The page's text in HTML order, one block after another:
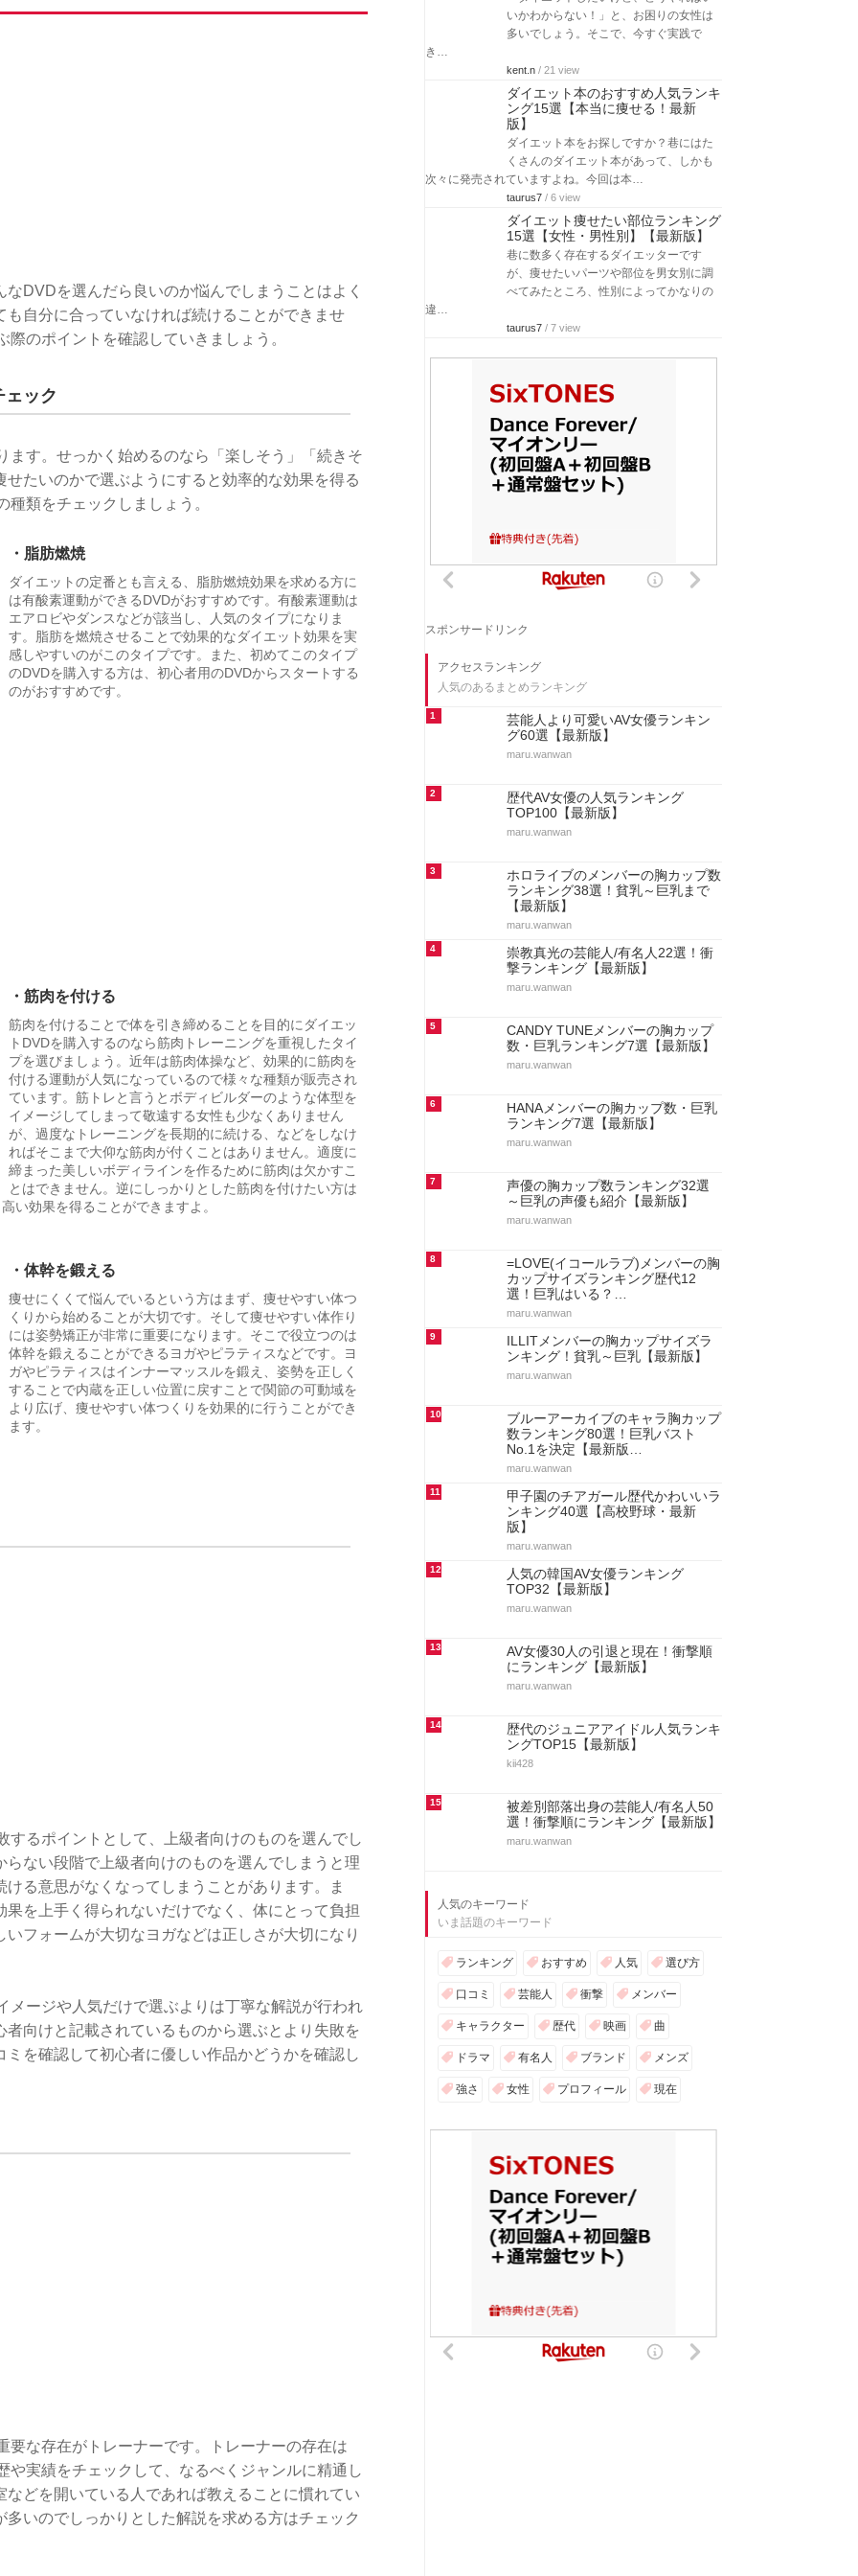
DVDを選んだら良いのか悩んでしまうことはよく
自分に合っていなければ続けることができませ
のポイントを確認していきましょう。
ック
す。せっかく始めるのなら「楽しそう」「続きそ
たいのかで選ぶようにすると効率的な効果を得る
類をチェックしましょう。
・脂肪燃焼
ダイエットの定番とも言える、脂肪燃焼効果を求める方に
は有酸素運動ができるDVDがおすすめです。有酸素運動は
エアロビやダンスなどが該当し、人気のタイプになりま
す。脂肪を燃焼させることで効果的なダイエット効果を実
感しやすいのがこのタイプです。また、初めてこのタイプ
のDVDを購入する方は、初心者用のDVDからスタートする
のがおすすめです。
・筋肉を付ける
筋肉を付けることで体を引き締めることを目的にダイエッ
トDVDを購入するのなら筋肉トレーニングを重視したタイ
プを選びましょう。近年は筋肉体操など、効果的に筋肉を
付ける運動が人気になっているので様々な種類が販売され
ています。筋トレと言うとボディビルダーのような体型を
イメージしてしまって敬遠する女性も少なくありません
が、過度なトレーニングを長期的に続ける、などをしなけ
ればそこまで大仰な筋肉が付くことはありません。適度に
締まった美しいボディラインを作るために筋肉は欠かすこ
とはできません。逆にしっかりとした筋肉を付けたい方は
い効果を得ることができますよ。
・体幹を鍛える
痩せにくくて悩んでいるという方はまず、痩せやすい体つ
くりから始めることが大切です。そして痩せやすい体作り
には姿勢矯正が非常に重要になります。そこで役立つのは
体幹を鍛えることができるヨガやピラティスなどです。ヨ
ガやピラティスはインナーマッスルを鍛え、姿勢を正しく
することで内蔵を正しい位置に戻すことで関節の可動域を
より広げ、痩せやすい体つくりを効果的に行うことができ
ます。
るポイントとして、上級者向けのものを選んでし
ない段階で上級者向けのものを選んでしまうと理
る意思がなくなってしまうことがあります。ま
を上手く得られないだけでなく、体にとって負担
フォームが大切なヨガなどは正しさが大切になり
メージや人気だけで選ぶよりは丁寧な解説が行われ
向けと記載されているものから選ぶとより失敗を
を確認して初心者に優しい作品かどうかを確認し
な存在がトレーナーです。トレーナーの存在は
実績をチェックして、なるべくジャンルに精通し
どを開いている人であれば教えることに慣れてい
いのでしっかりとした解説を求める方はチェック
いかわからない！」と、お困りの女性は
多いでしょう。そこで、今すぐ実践で
き…
kent.n / 21 view
ダイエット本のおすすめ人気ランキ
ング15選【本当に痩せる！最新
版】
ダイエット本をお探しですか？巷にはた
くさんのダイエット本があって、しかも
次々に発売されていますよね。今回は本…
taurus7 / 6 view
ダイエット痩せたい部位ランキング
15選【女性・男性別】【最新版】
巷に数多く存在するダイエッターです
が、痩せたいパーツや部位を男女別に調
べてみたところ、性別によってかなりの
違…
taurus7 / 7 view
スポンサードリンク
アクセスランキング
人気のあるまとめランキング
1
芸能人より可愛いAV女優ランキン
グ60選【最新版】
maru.wanwan
2
歴代AV女優の人気ランキング
TOP100【最新版】
maru.wanwan
3
ホロライブのメンバーの胸カップ数
ランキング38選！貧乳～巨乳まで
【最新版】
maru.wanwan
4
崇教真光の芸能人/有名人22選！衝
撃ランキング【最新版】
maru.wanwan
5
CANDY TUNEメンバーの胸カップ
数・巨乳ランキング7選【最新版】
maru.wanwan
6
HANAメンバーの胸カップ数・巨乳
ランキング7選【最新版】
maru.wanwan
7
声優の胸カップ数ランキング32選
～巨乳の声優も紹介【最新版】
maru.wanwan
8
=LOVE(イコールラブ)メンバーの胸
カップサイズランキング歴代12
選！巨乳はいる？…
maru.wanwan
9
ILLITメンバーの胸カップサイズラ
ンキング！貧乳～巨乳【最新版】
maru.wanwan
10
ブルーアーカイブのキャラ胸カップ
数ランキング80選！巨乳バスト
No.1を決定【最新版…
maru.wanwan
11
甲子園のチアガール歴代かわいいラ
ンキング40選【高校野球・最新
版】
maru.wanwan
12
人気の韓国AV女優ランキング
TOP32【最新版】
maru.wanwan
13
AV女優30人の引退と現在！衝撃順
にランキング【最新版】
maru.wanwan
14
歴代のジュニアアイドル人気ランキ
ングTOP15【最新版】
kii428
15
被差別部落出身の芸能人/有名人50
選！衝撃順にランキング【最新版】
maru.wanwan
人気のキーワード
いま話題のキーワード
ランキング おすすめ 人気 選び方
口コミ 芸能人 衝撃 メンバー
キャラクター 歴代 映画 曲
ドラマ 有名人 ブランド メンズ
強さ 女性 プロフィール 現在